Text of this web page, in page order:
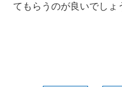
てもらうのが良いでしょ